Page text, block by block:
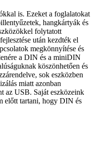
is. Ezeket a foglalatokat
hangkártyák és
folytatott
után kezdték el
megkönnyítése és
a DIN és a miniDIN
köszönhetően és
sok eszközben
miatt azonban
az USB. Saját eszközeink
előtt tartani, hogy DIN és